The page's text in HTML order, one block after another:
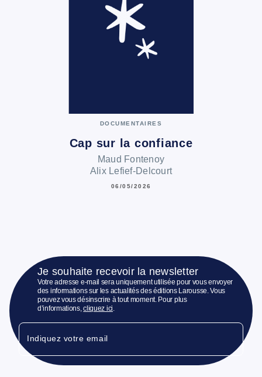
DOCUMENTAIRES
Cap sur la confiance
Maud Fontenoy
Alix Lefief-Delcourt
06/05/2026
Je souhaite recevoir la newsletter
Votre adresse e-mail sera uniquement utilisée pour vous envoyer
des informations sur les actualités des éditions Larousse. Vous
pouvez vous désinscrire à tout moment. Pour plus
d’informations,cliquez ici
Indiquez votre email